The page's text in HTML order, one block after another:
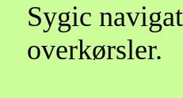
Sygic
overkørsler.